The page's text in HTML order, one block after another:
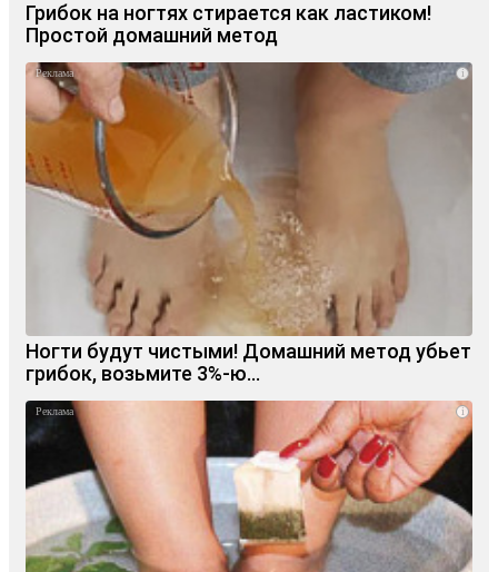
Грибок на ногтях стирается как ластиком!
Простой домашний метод
i
Ногти будут чистыми! Домашний метод убьет
грибок, возьмите 3%-ю…
i